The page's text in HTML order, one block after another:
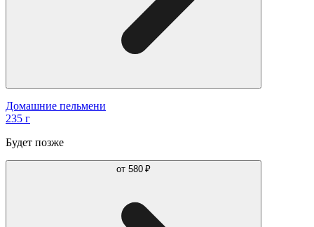
Домашние пельмени
235 г
Будет позже
от 580 ₽